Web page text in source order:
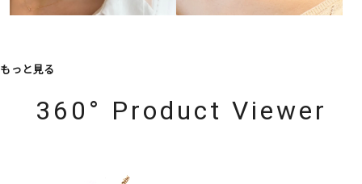
もっと見る
360° Product Viewer